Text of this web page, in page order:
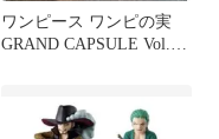
ワンピース ワンピの実
GRAND CAPSULE Vol.02